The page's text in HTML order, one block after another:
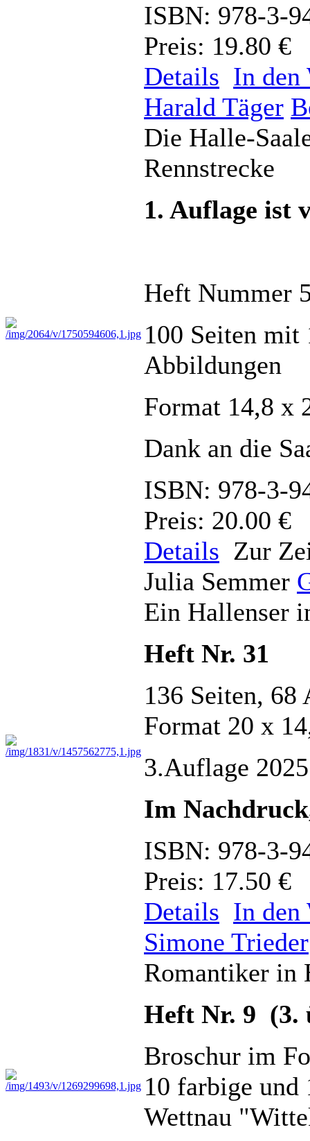
ISBN: 978-3-
Preis: 19.80 €
Details In den
Harald Täger
Die Halle-
Rennstrecke
1. Auflage ist
Heft Nummer
100 Seiten mit
Abbildungen
Format 14,8 x
Dank an die
ISBN: 978-3-
Preis: 20.00 €
Details Zur
Julia Semmer
Ein Hallenser
Heft Nr. 31
136 Seiten,
Format 20 x
3.Auflage 2025
Im
ISBN: 978-3-
Preis: 17.50 €
Details In den
Simone Trieder
Romantiker in
Heft Nr. 9 (3.
Broschur im
10 farbige
Wettnau